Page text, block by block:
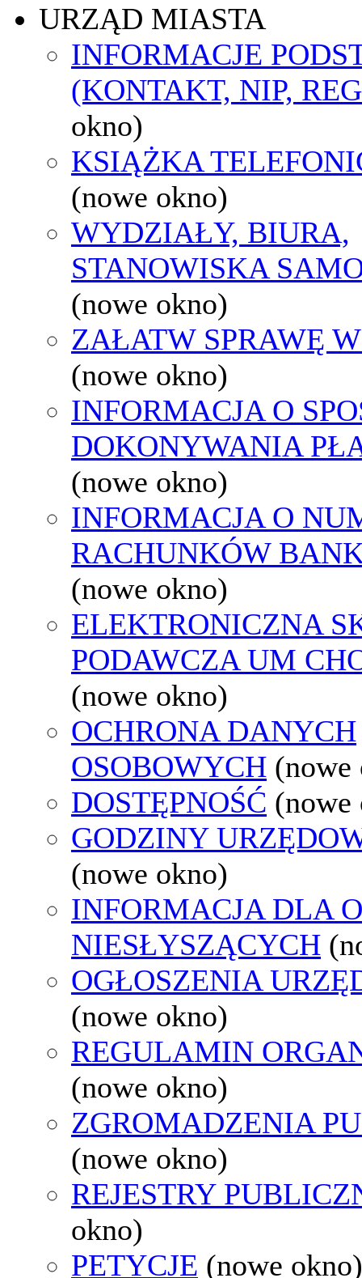
URZĄD MIASTA
INFORMACJE
(KONTAKT, NIP,
okno)
KSIĄŻKA
(nowe okno)
WYDZIAŁY, BIURA,
STANOWISKA
(nowe okno)
ZAŁATW SPRAWĘ
(nowe okno)
INFORMACJA O
DOKONYWANIA
(nowe okno)
INFORMACJA O
RACHUNKÓW
(nowe okno)
ELEKTRONICZNA
PODAWCZA UM
(nowe okno)
OCHRONA DANYCH
OSOBOWYCH (nowe
DOSTĘPNOŚĆ (nowe
GODZINY
(nowe okno)
INFORMACJA DLA
NIESŁYSZĄCYCH
OGŁOSZENIA
(nowe okno)
REGULAMIN
(nowe okno)
ZGROMADZENIA
(nowe okno)
REJESTRY
okno)
PETYCJE (nowe okno)